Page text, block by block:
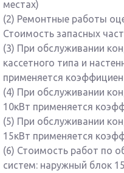
местах)
(2) Ремонтные работы
Стоимость запасных
(3) При обслуживании
кассетного типа и
применяется
(4) При обслуживании
10кВт применяется
(5) При обслуживании
15кВт применяется
(6) Стоимость работ по
систем: наружный блок